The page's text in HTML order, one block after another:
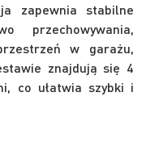
zapewnia stabilne
przechowywania,
w garażu,
znajdują się 4
co ułatwia szybki i